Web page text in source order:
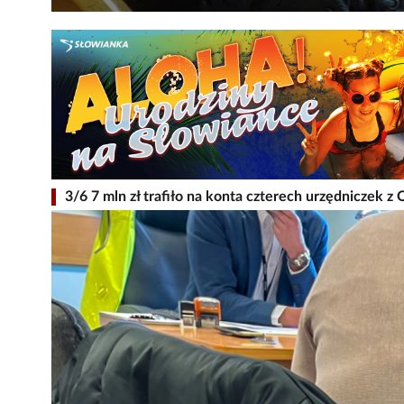
3/6 7 mln zł trafiło na konta czterech urzędniczek z